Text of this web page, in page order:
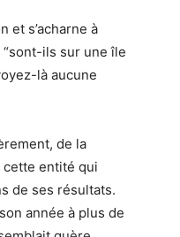
et s’acharne à
“sont-ils sur une île
là aucune
de la
cette entité qui
de ses résultats.
année à plus de